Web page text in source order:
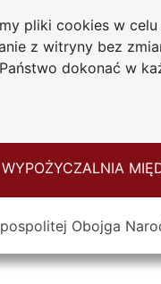
pliki cookies w
z witryny bez
dokonać w
Jana
WYPOŻYCZALNIA
Obojga